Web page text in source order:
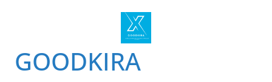
GOODKIRA